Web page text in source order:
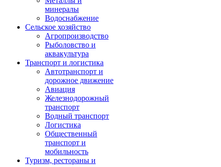
минералы
Водоснабжение
Сельское хозяйство
Агропроизводство
Рыболовство и
аквакультура
Транспорт и логистика
Автотранспорт и
дорожное движение
Авиация
Железнодорожный
транспорт
Водный транспорт
Логистика
Общественный
транспорт и
мобильность
Туризм, рестораны и